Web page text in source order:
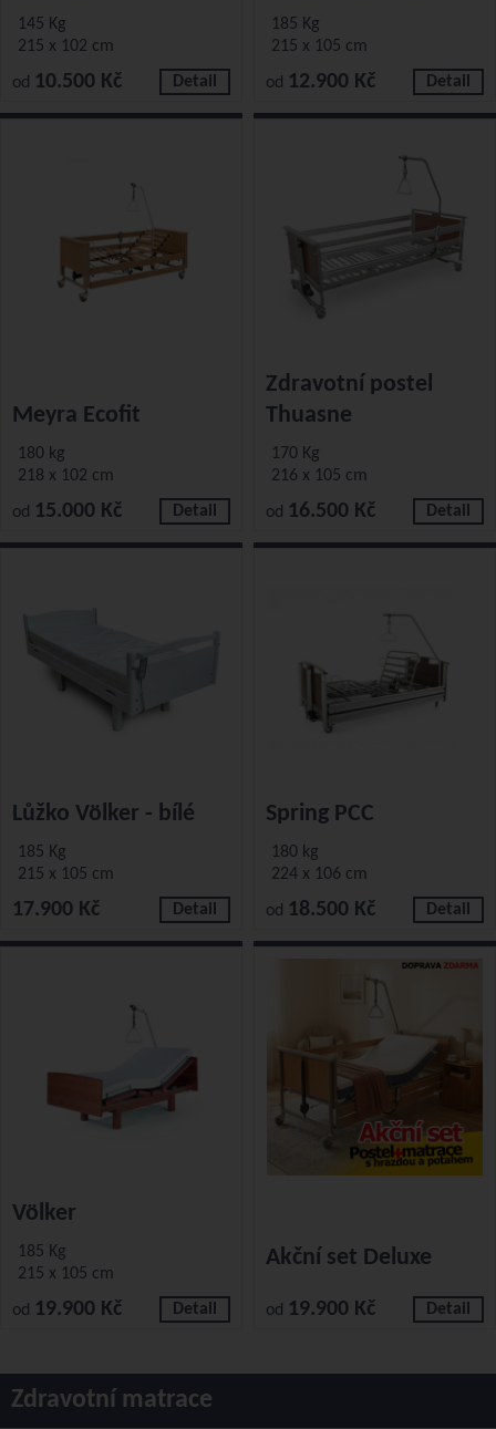
145 Kg
215 x 102 cm
od 10.500 Kč Detail
185 Kg
215 x 105 cm
od 12.900 Kč Detail
Meyra Ecofit
180 kg
218 x 102 cm
od 15.000 Kč Detail
Zdravotní postel
Thuasne
170 Kg
216 x 105 cm
od 16.500 Kč Detail
Lůžko Völker - bílé
185 Kg
215 x 105 cm
17.900 Kč Detail
Spring PCC
180 kg
224 x 106 cm
od 18.500 Kč Detail
Völker
185 Kg
215 x 105 cm
od 19.900 Kč Detail
Akční set Deluxe
od 19.900 Kč Detail
Zdravotní matrace